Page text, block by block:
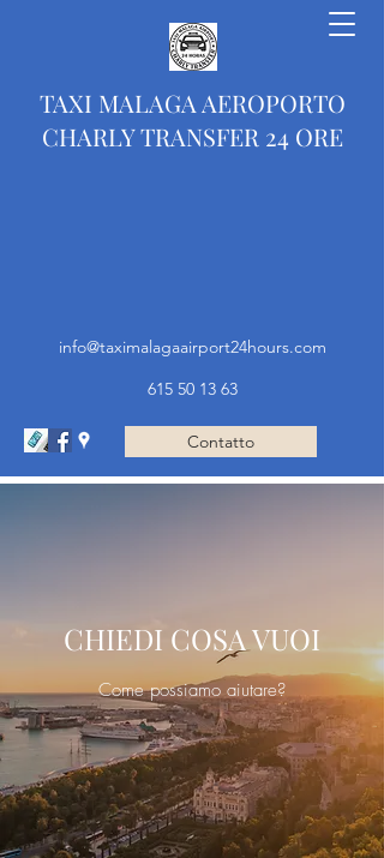
TAXI MALAGA AEROPORTO
CHARLY TRANSFER 24 ORE
info@taximalagaairport24hours.com
615 50 13 63
Contatto
CHIEDI COSA VUOI
Come possiamo aiutare?